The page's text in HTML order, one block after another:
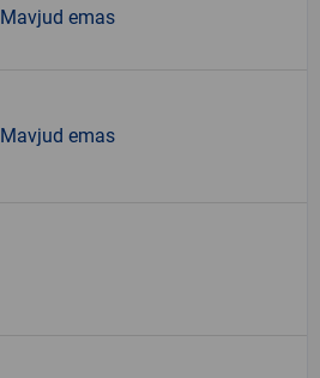
Mavjud emas
Mavjud emas